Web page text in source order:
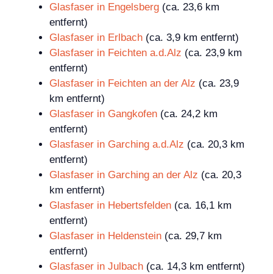
Glasfaser in Engelsberg (ca. 23,6 km
entfernt)
Glasfaser in Erlbach (ca. 3,9 km entfernt)
Glasfaser in Feichten a.d.Alz (ca. 23,9 km
entfernt)
Glasfaser in Feichten an der Alz (ca. 23,9
km entfernt)
Glasfaser in Gangkofen (ca. 24,2 km
entfernt)
Glasfaser in Garching a.d.Alz (ca. 20,3 km
entfernt)
Glasfaser in Garching an der Alz (ca. 20,3
km entfernt)
Glasfaser in Hebertsfelden (ca. 16,1 km
entfernt)
Glasfaser in Heldenstein (ca. 29,7 km
entfernt)
Glasfaser in Julbach (ca. 14,3 km entfernt)